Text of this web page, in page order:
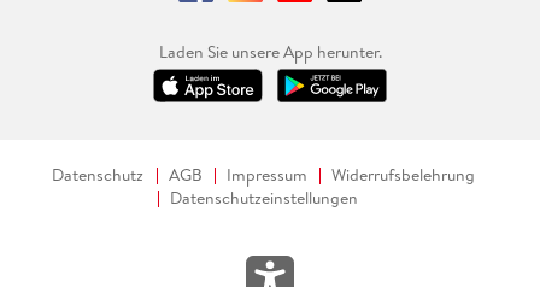
Laden Sie unsere App herunter.
Datenschutz AGB Impressum
Widerrufsbelehrung
Datenschutzeinstellungen